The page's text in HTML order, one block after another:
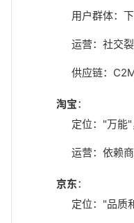
用户群体：
运营：社交
供应链：
淘宝：
定位："万能"
运营：依赖
京东：
定位："品质